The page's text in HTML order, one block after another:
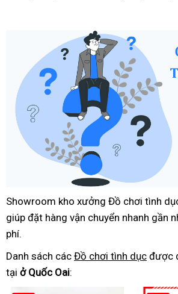
Showroom kho xưởng Đồ chơi tình
giúp đặt hàng vận chuyển nhanh gần
phí.
Danh sách các Đồ chơi tình dục được
tại ở Quốc Oai: